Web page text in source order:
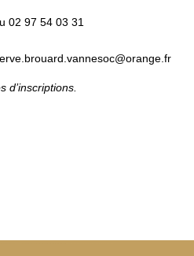
02 97 54 03 31
d’inscriptions.